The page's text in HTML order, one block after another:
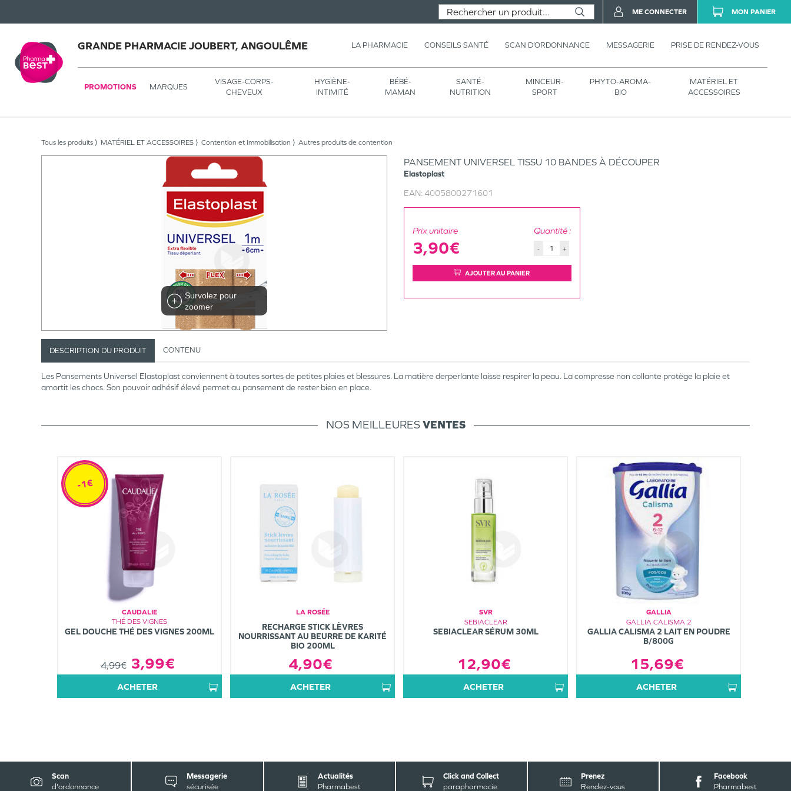
GRANDE PHARMACIE JOUBERT, ANGOULÊME LA PHARMACIE CONSEILS SANTÉ SCAN D’ORDONNANCE MESSAGERIE PRISE DE RENDEZ-VOUS
PROMOTIONS MARQUES
VISAGE-CORPS-
CHEVEUX
HYGIÈNE-
INTIMITÉ
BÉBÉ-
MAMAN
SANTÉ-
NUTRITION
MINCEUR-
SPORT
PHYTO-AROMA-
BIO
MATÉRIEL ET
ACCESSOIRES
ME CONNECTER MON PANIER
Tous les produits MATÉRIEL ET ACCESSOIRES Contention et Immobilisation Autres produits de contention
Survolez pour
zoomer
PANSEMENT UNIVERSEL TISSU 10 BANDES À DÉCOUPER
Elastoplast
EAN: 4005800271601
Prix unitaire
3,90€
Quantité :
- +
AJOUTER AU PANIER
DESCRIPTION DU PRODUIT CONTENU
Les Pansements Universel Elastoplast conviennent à toutes sortes de petites plaies et blessures. La matière derperlante laisse respirer la peau. La compresse non collante protège la plaie et
amortit les chocs. Son pouvoir adhésif élevé permet au pansement de rester bien en place.
NOS MEILLEURESVENTES
CAUDALIE
THÉ DES VIGNES
GEL DOUCHE THÉ DES VIGNES 200ML
4,99€ 3,99€
-1€
ACHETER
LA ROSÉE
RECHARGE STICK LÈVRES
NOURRISSANT AU BEURRE DE KARITÉ
BIO 200ML
4,90€
ACHETER
SVR
SEBIACLEAR
SEBIACLEAR SÉRUM 30ML
12,90€
ACHETER
GALLIA
GALLIA CALISMA 2
GALLIA CALISMA 2 LAIT EN POUDRE
B/800G
15,69€
ACHETER
Scan
d'ordonnance
Messagerie
sécurisée
Actualités
Pharmabest
Click and Collect
parapharmacie
Prenez
Rendez-vous
Facebook
Pharmabest